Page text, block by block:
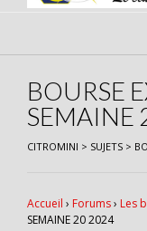
BOURSE
SEMAINE
CITROMINI > SUJETS >
Accueil › Forums› Les
SEMAINE 20 2024